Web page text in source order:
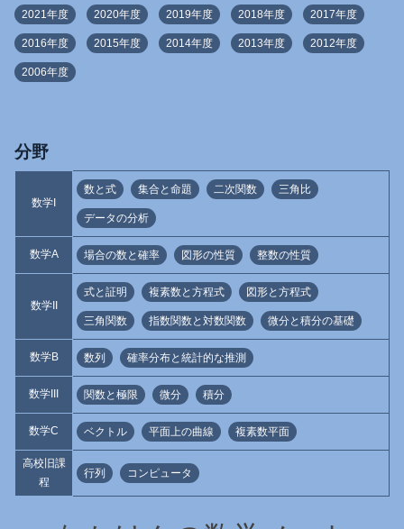
2021年度 2020年度 2019年度 2018年度 2017年度
2016年度 2015年度 2014年度 2013年度 2012年度
2006年度
分野
数学I
数と式 集合と命題 二次関数 三角比
データの分析
数学A 場合の数と確率 図形の性質 整数の性質
数学II
式と証明 複素数と方程式 図形と方程式
三角関数 指数関数と対数関数 微分と積分の基礎
数学B 数列 確率分布と統計的な推測
数学III 関数と極限 微分 積分
数学C ベクトル 平面上の曲線 複素数平面
高校旧課
程
行列 コンピュータ